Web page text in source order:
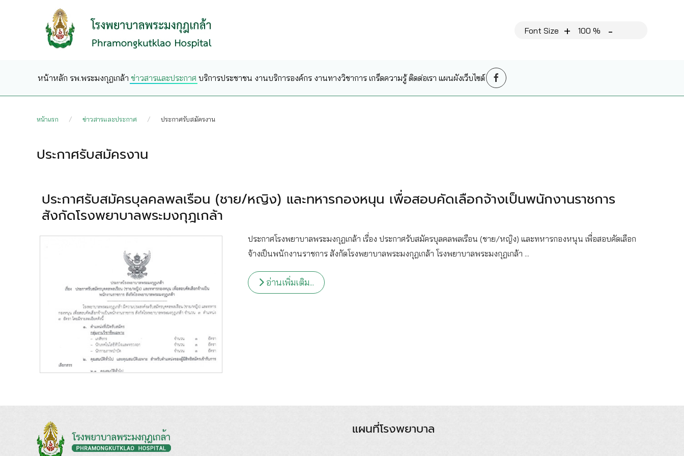
Skip to main content Font Size + 100 % -
หน้าหลัก รพ.พระมงกุฎเกล้า ข่าวสารและประกาศ บริการประชาชน งานบริการองค์กร งานทางวิชาการ เกร็ดความรู้ ติดต่อเรา แผนผังเว็บไซต์
หน้าแรก ข่าวสารและประกาศ ประกาศรับสมัครงาน
ประกาศรับสมัครงาน
ประกาศรับสมัครบุลคลพลเรือน (ชาย/หญิง) และทหารกองหนุน เพื่อสอบคัดเลือกจ้างเป็นพนักงานราชการ
สังกัดโรงพยาบาลพระมงกุฎเกล้า
ประกาศโรงพยาบาลพระมงกุฎเกล้า เรื่อง ประกาศรับสมัครบุลคลพลเรือน (ชาย/หญิง) และทหารกองหนุน เพื่อสอบคัดเลือก
จ้างเป็นพนักงานราชการ สังกัดโรงพยาบาลพระมงกุฎเกล้า โรงพยาบาลพระมงกุฎเกล้า ...
อ่านเพิ่มเติม...
แผนที่โรงพยาบาล